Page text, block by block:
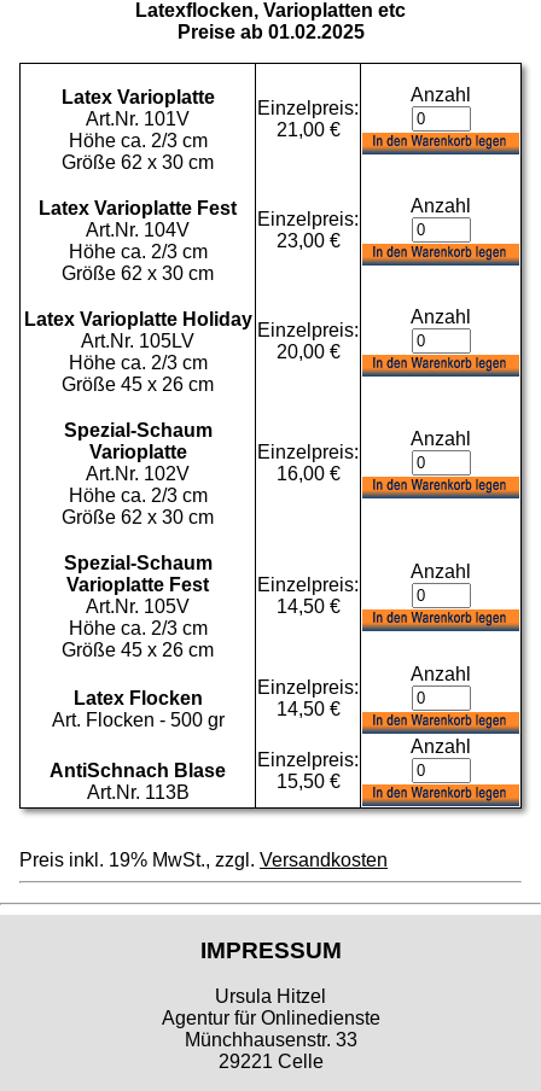
Latexflocken, Varioplatten etc
Preise ab 01.02.2025
Latex Varioplatte
Art.Nr. 101V
Höhe ca. 2/3 cm
Größe 62 x 30 cm
Einzelpreis:
21,00 €
Anzahl
Latex Varioplatte Fest
Art.Nr. 104V
Höhe ca. 2/3 cm
Größe 62 x 30 cm
Einzelpreis:
23,00 €
Anzahl
Latex Varioplatte Holiday
Art.Nr. 105LV
Höhe ca. 2/3 cm
Größe 45 x 26 cm
Einzelpreis:
20,00 €
Anzahl
Spezial-Schaum
Varioplatte
Art.Nr. 102V
Höhe ca. 2/3 cm
Größe 62 x 30 cm
Einzelpreis:
16,00 €
Anzahl
Spezial-Schaum
Varioplatte Fest
Art.Nr. 105V
Höhe ca. 2/3 cm
Größe 45 x 26 cm
Einzelpreis:
14,50 €
Anzahl
Latex Flocken
Art. Flocken - 500 gr
Einzelpreis:
14,50 €
Anzahl
AntiSchnach Blase
Art.Nr. 113B
Einzelpreis:
15,50 €
Anzahl
Preis inkl. 19% MwSt., zzgl. Versandkosten
IMPRESSUM
Ursula Hitzel
Agentur für Onlinedienste
Münchhausenstr. 33
29221 Celle